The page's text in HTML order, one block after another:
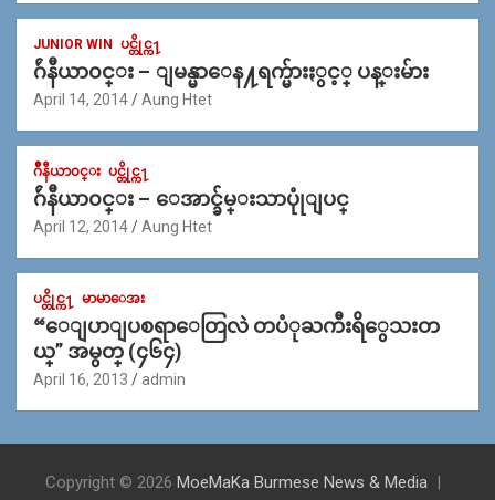
JUNIOR WIN ပင္တိုင္က႑
ဂ်ဴနီယာ၀င္း – ျမန္မာေန႔ရက္မ်ားႏွင့္ ပန္းမ်ား
April 14, 2014 Aung Htet
ဂ်ဳနီယာ၀င္း ပင္တိုင္က႑
ဂ်ဴနီယာ၀င္း – ေအာင္ခ်မ္းသာပုုံျပင္
April 12, 2014 Aung Htet
ပင္တိုင္က႑ မာမာေအး
“ေျပာျပစရာေတြလဲ တပံုႀကီးရိွေသးတ
ယ္” အမွတ္ (၄၆၄)
April 16, 2013 admin
Copyright © 2026 MoeMaKa Burmese News & Media